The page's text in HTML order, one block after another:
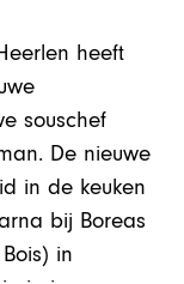
heeft
souschef
De nieuwe
in de keuken
bij Boreas
in